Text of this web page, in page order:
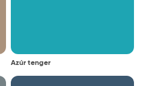
Azúr tenger